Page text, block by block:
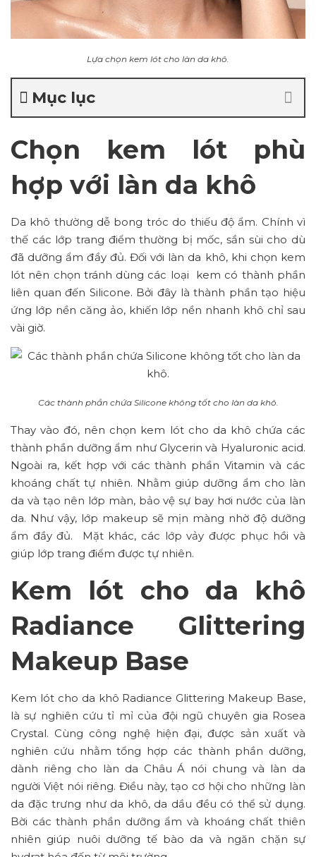
Lựa chọn kem lót cho làn da khô.
Mục lục
Chọn kem lót phù
hợp với làn da khô
Da khô thường dễ bong tróc do thiếu độ ẩm. Chính vì
thế các lớp trang điểm thường bị mốc, sần sùi cho dù
đã dưỡng ẩm đầy đủ. Đối với làn da khô, khi chọn kem
lót nên chọn tránh dùng các loại kem có thành phần
liên quan đến Silicone. Bởi đây là thành phần tạo hiệu
ứng lớp nền căng ảo, khiến lớp nền nhanh khô chỉ sau
vài giờ.
Các thành phần chứa Silicone không tốt cho làn da khô.
Thay vào đó, nên chọn kem lót cho da khô chứa các
thành phần dưỡng ẩm như Glycerin và Hyaluronic acid.
Ngoài ra, kết hợp với các thành phần Vitamin và các
khoáng chất tự nhiên. Nhằm giúp dưỡng ẩm cho làn
da và tạo nên lớp màn, bảo vệ sự bay hơi nước của làn
da. Như vậy, lớp makeup sẽ mịn màng nhờ độ dưỡng
ẩm đầy đủ. Mặt khác, các lớp vảy được phục hồi và
giúp lớp trang điểm được tự nhiên.
Kem lót cho da khô
Radiance Glittering
Makeup Base
Kem lót cho da khô Radiance Glittering Makeup Base,
là sự nghiên cứu tỉ mỉ của đội ngũ chuyên gia Rosea
Crystal. Cùng công nghệ hiện đại, được sản xuất và
nghiên cứu nhằm tổng hợp các thành phần dưỡng,
dành riêng cho làn da Châu Á nói chung và làn da
người Việt nói riêng. Điều này, tạo cơ hội cho những làn
da đặc trưng như da khô, da dầu đều có thể sử dụng.
Bời các thành phần dưỡng ẩm và khoáng chất thiên
nhiên giúp nuôi dưỡng tế bào da và ngăn chặn sự